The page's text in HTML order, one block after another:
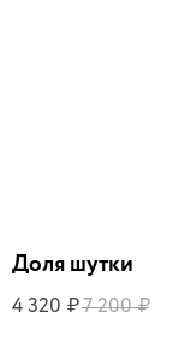
Доля шутки
4 320 ₽7 200 ₽